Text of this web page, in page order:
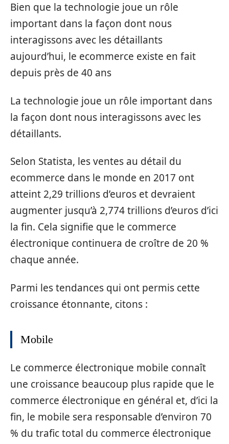
Bien que la technologie joue un rôle
important dans la façon dont nous
interagissons avec les détaillants
aujourd’hui, le ecommerce existe en fait
depuis près de 40 ans
La technologie joue un rôle important dans
la façon dont nous interagissons avec les
détaillants.
Selon Statista, les ventes au détail du
ecommerce dans le monde en 2017 ont
atteint 2,29 trillions d’euros et devraient
augmenter jusqu’à 2,774 trillions d’euros d’ici
la fin. Cela signifie que le commerce
électronique continuera de croître de 20 %
chaque année.
Parmi les tendances qui ont permis cette
croissance étonnante, citons :
Mobile
Le commerce électronique mobile connaît
une croissance beaucoup plus rapide que le
commerce électronique en général et, d’ici la
fin, le mobile sera responsable d’environ 70
% du trafic total du commerce électronique